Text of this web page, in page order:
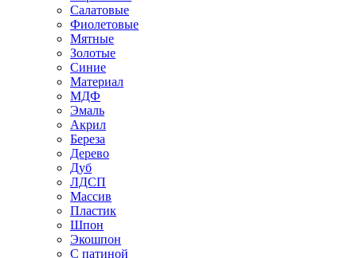
Салатовые
Фиолетовые
Мятные
Золотые
Синие
Материал
МДФ
Эмаль
Акрил
Береза
Дерево
Дуб
ЛДСП
Массив
Пластик
Шпон
Экошпон
С патиной